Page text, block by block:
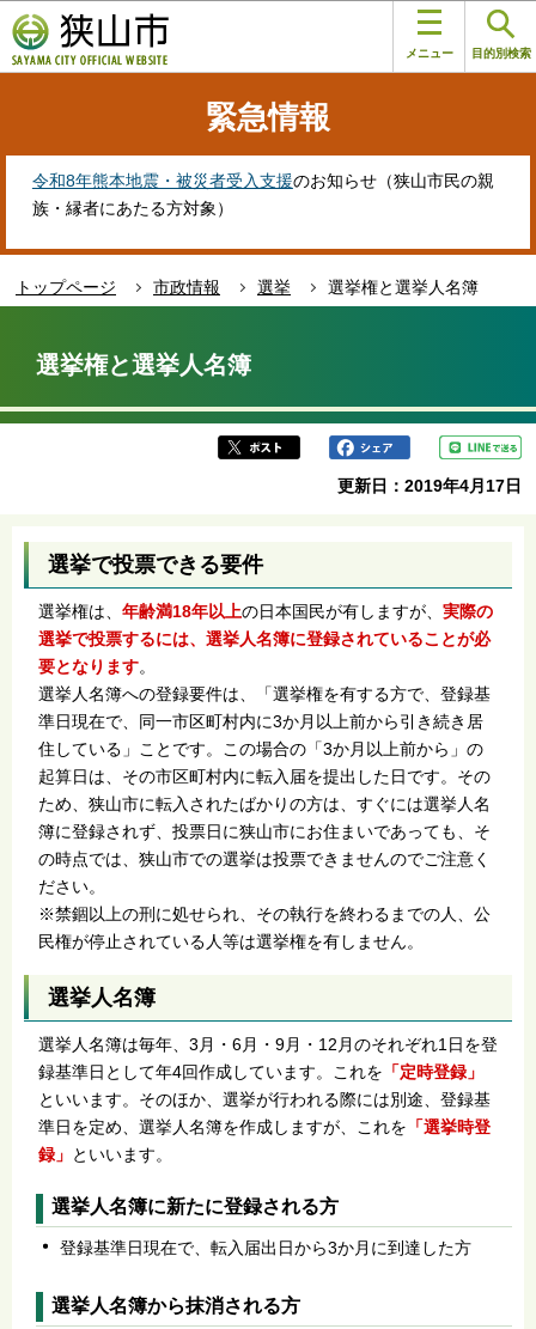
の
ペ
す
メニュー 目的別検索
緊急情報
令和8年熊本地震・被災者受入支援のお知らせ（狭山市民の親
族・縁者にあたる方対象）
トップページ 市政情報 選挙
選挙権と選挙人名簿
か
選挙権と選挙人名簿
更新日：2019年4月17日
選挙で投票できる要件
選挙権は、 年齢満18年以上の日本国民が有しますが、 実際の
選挙で投票するには、選挙人名簿に登録されていることが必
要となります。
選挙人名簿への登録要件は、「選挙権を有する方で、登録基
準日現在で、同一市区町村内に3か月以上前から引き続き居
住している」ことです。この場合の「3か月以上前から」の
起算日は、その市区町村内に転入届を提出した日です。その
ため、狭山市に転入されたばかりの方は、すぐには選挙人名
簿に登録されず、投票日に狭山市にお住まいであっても、そ
の時点では、狭山市での選挙は投票できませんのでご注意く
ださい。
※禁錮以上の刑に処せられ、その執行を終わるまでの人、公
民権が停止されている人等は選挙権を有しません。
選挙人名簿
選挙人名簿は毎年、3月・6月・9月・12月のそれぞれ1日を登
録基準日として年4回作成しています。これを 「定時登録」
といいます。そのほか、選挙が行われる際には別途、登録基
準日を定め、選挙人名簿を作成しますが、これを 「選挙時登
録」 といいます。
選挙人名簿に新たに登録される方
登録基準日現在で、転入届出日から3か月に到達した方
選挙人名簿から抹消される方